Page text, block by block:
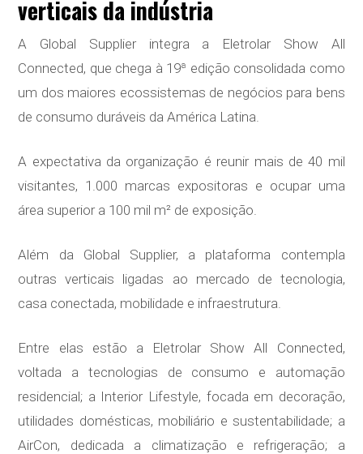
verticais da indústria
A Global Supplier integra a Eletrolar Show All
Connected, que chega à 19ª edição consolidada como
um dos maiores ecossistemas de negócios para bens
de consumo duráveis da América Latina.
A expectativa da organização é reunir mais de 40 mil
visitantes, 1.000 marcas expositoras e ocupar uma
área superior a 100 mil m² de exposição.
Além da Global Supplier, a plataforma contempla
outras verticais ligadas ao mercado de tecnologia,
casa conectada, mobilidade e infraestrutura.
Entre elas estão a Eletrolar Show All Connected,
voltada a tecnologias de consumo e automação
residencial; a Interior Lifestyle, focada em decoração,
utilidades domésticas, mobiliário e sustentabilidade; a
AirCon, dedicada a climatização e refrigeração; a